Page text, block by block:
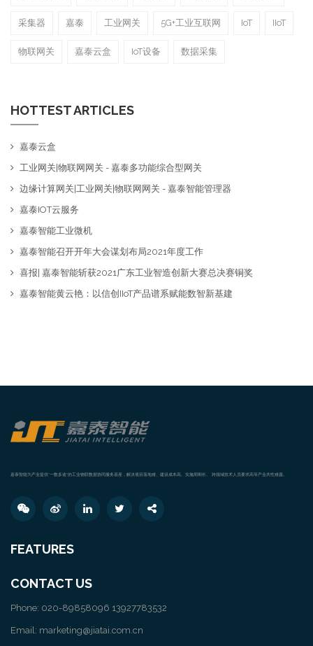
采集器 嘉泰 工业网关 5G+工业互联网 IoT IIoT
物联网关 嘉泰云盒 IoT设备 数据采集
HOTTEST ARTICLES
嘉泰云盒
工业网关|物联网网关 - 嘉泰多功能综合型网关
边缘计算网关|工业网关|物联网网关 - 嘉泰智能管理器
嘉泰IOT云服务
嘉泰智能工业微机
嘉泰智能召开开年大会谋划布局2021年度工作
喜报| 嘉泰智能斩获2021广东工业智造创新大赛总决赛铜奖
嘉泰智能黄云艳：以信创IIoT产品谱系赋能数智新基建
嘉泰智能为产业提供“一数多途”的工业物联数据协同服务基座，解决项目落地难、建设成本高、实施周期长、 跨领域技术人员要求高等产业共性难题。
FEATURES
CONTACT US
Phone: 020-89858096 13927783532
Email: marketing@jiatai.com.cn